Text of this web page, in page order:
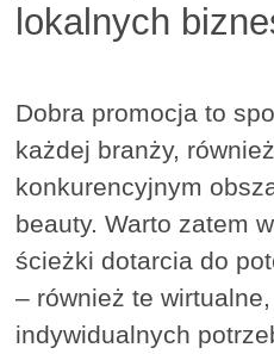
lokalnych
Dobra promocja to
każdej branży,
konkurencyjnym
beauty. Warto zatem
ścieżki dotarcia do
– również te
indywidualnych